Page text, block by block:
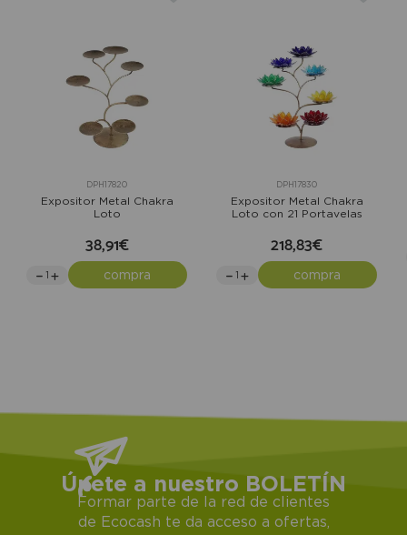
DPH17820
Expositor Metal Chakra
Loto
38,91€
compra
DPH17830
Expositor Metal Chakra
Loto con 21 Portavelas
218,83€
compra
Únete a nuestro BOLETÍN
Formar parte de la red de clientes
de Ecocash te da acceso a ofertas,